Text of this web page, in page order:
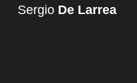
Sergio De Larrea